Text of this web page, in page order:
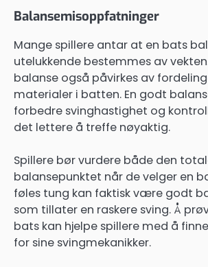
Balansemisoppfatninger
Mange spillere antar at en bats
utelukkende bestemmes av
balanse også påvirkes av
materialer i batten. En godt
forbedre svinghastighet og
det lettere å treffe nøyaktig.
Spillere bør vurdere både den
balansepunktet når de velger en
føles tung kan faktisk være godt
som tillater en raskere sving. Å
bats kan hjelpe spillere med å
for sine svingmekanikker.